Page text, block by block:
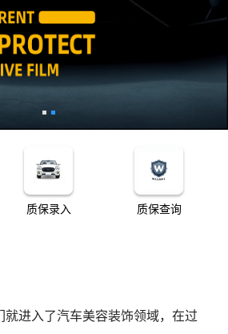
质保录入 质保查询
就进入了汽车美容装饰领域，在过